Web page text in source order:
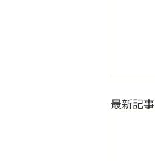
最新記事